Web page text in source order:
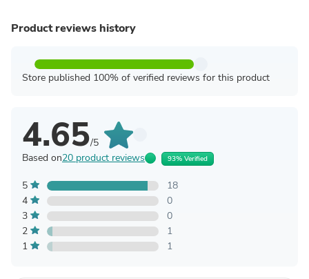
Product reviews history
Store published 100% of verified reviews for this product
4.65/5
Based on20 product reviews 93% Verified
5
18
4
0
3
0
2
1
1
1